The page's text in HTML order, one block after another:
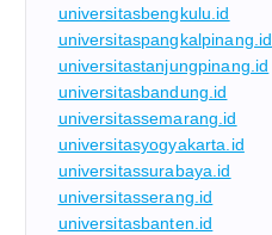
universitasbengkulu.id
universitaspangkalpinang.id
universitastanjungpinang.id
universitasbandung.id
universitassemarang.id
universitasyogyakarta.id
universitassurabaya.id
universitasserang.id
universitasbanten.id